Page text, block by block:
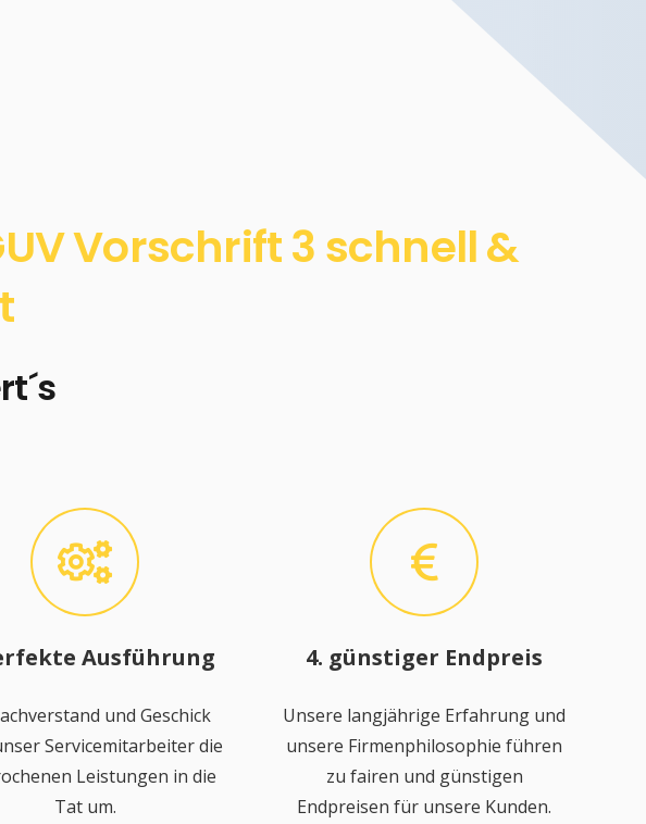
Vorschrift 3 schnell &
Ausführung
und Geschick
Servicemitarbeiter die
Leistungen in die
Tat um.
4. günstiger Endpreis
Unsere langjährige Erfahrung und
unsere Firmenphilosophie führen
zu fairen und günstigen
Endpreisen für unsere Kunden.